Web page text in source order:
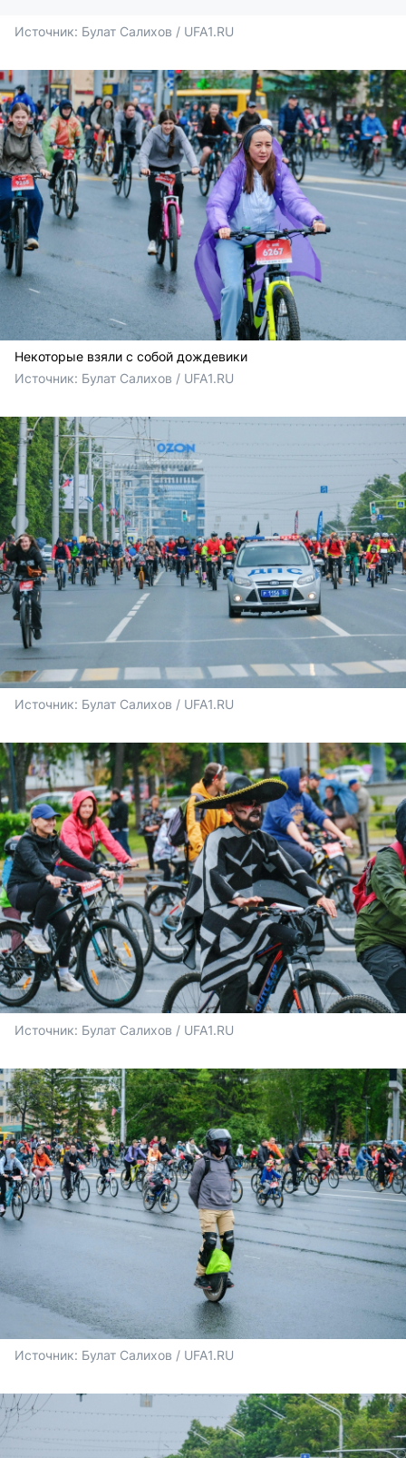
Источник: Булат Салихов / UFA1.RU
Некоторые взяли с собой дождевики
Источник: Булат Салихов / UFA1.RU
Источник: Булат Салихов / UFA1.RU
Источник: Булат Салихов / UFA1.RU
Источник: Булат Салихов / UFA1.RU